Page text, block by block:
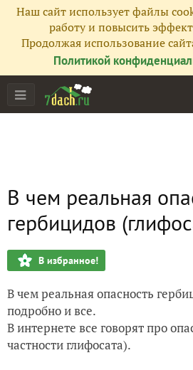
Наш сайт использует файлы
работу и повысить
Продолжая использование
Политикой
В чем реальная
гербицидов
В избранное!
В чем реальная опасность
подробно и все.
В интернете все говорят про
частности глифосата).